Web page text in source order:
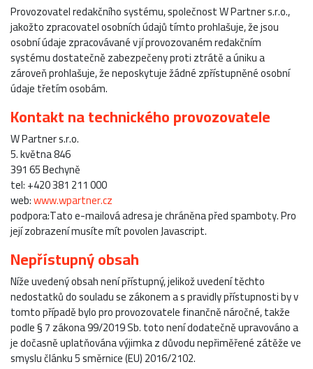
Provozovatel redakčního systému, společnost W Partner s.r.o.,
jakožto zpracovatel osobních údajů tímto prohlašuje, že jsou
osobní údaje zpracovávané v jí provozovaném redakčním
systému dostatečně zabezpečeny proti ztrátě a úniku a
zároveň prohlašuje, že neposkytuje žádné zpřístupněné osobní
údaje třetím osobám.
Kontakt na technického provozovatele
W Partner s.r.o.
5. května 846
391 65 Bechyně
tel: +420 381 211 000
web:www.wpartner.cz
podpora:Tato e-mailová adresa je chráněna před spamboty. Pro
její zobrazení musíte mít povolen Javascript.
Nepřístupný obsah
Níže uvedený obsah není přístupný, jelikož uvedení těchto
nedostatků do souladu se zákonem a s pravidly přístupnosti by v
tomto případě bylo pro provozovatele finančně náročné, takže
podle § 7 zákona 99/2019 Sb. toto není dodatečně upravováno a
je dočasně uplatňována výjimka z důvodu nepřiměřené zátěže ve
smyslu článku 5 směrnice (EU) 2016/2102.